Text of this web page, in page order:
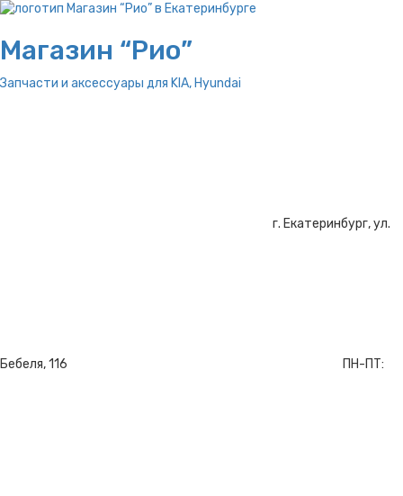
Магазин “Рио”
Запчасти и аксессуары для KIA, Hyundai
г. Екатеринбург, ул.
Бебеля, 116 ПН-ПТ: